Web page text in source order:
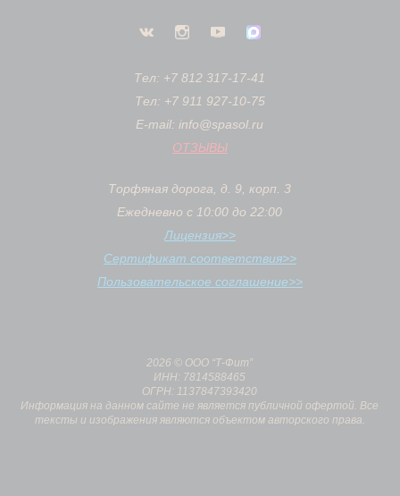
Тел: +7 812 317-17-41
Тел: +7 911 927-10-75
E-mail: info@spasol.ru
ОТЗЫВЫ
Торфяная дорога, д. 9, корп. 3
Ежедневно с 10:00 до 22:00
Лицензия>>
Сертификат соответствия>>
Пользовательское соглашение>>
2026 © ООО “Т-Фит”
ИНН: 7814588465
ОГРН: 1137847393420
Информация на данном сайте не является публичной офертой. Все
тексты и изображения являются объектом авторского права.